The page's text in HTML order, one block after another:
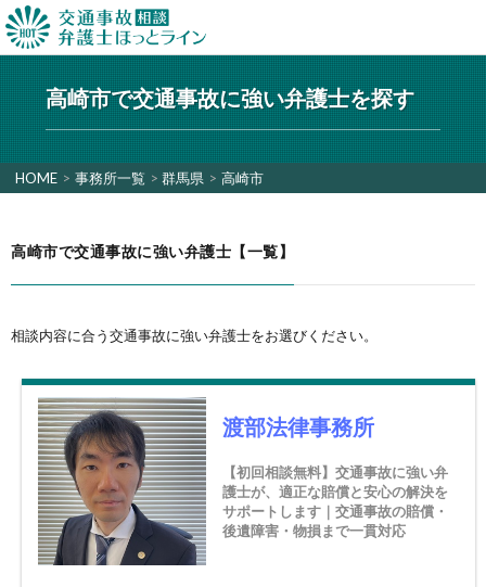
高崎市で交通事故に強い弁護士を探す
HOME > 事務所一覧 > 群馬県 > 高崎市
高崎市で交通事故に強い弁護士【一覧】
相談内容に合う交通事故に強い弁護士をお選びください。
渡部法律事務所
【初回相談無料】交通事故に強い弁
護士が、適正な賠償と安心の解決を
サポートします｜交通事故の賠償・
後遺障害・物損まで一貫対応